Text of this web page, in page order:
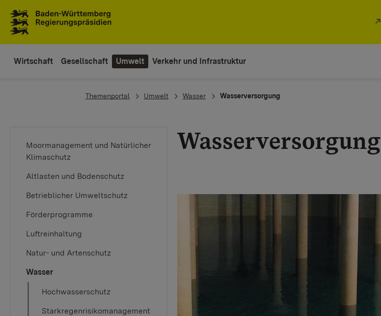
Wirtschaft Gesellschaft Umwelt Verkehr und Infrastruktur
You are here:
Themenportal Umwelt Wasser Wasserversorgung
Moormanagement und Natürlicher
Klimaschutz
Altlasten und Bodenschutz
Betrieblicher Umweltschutz
Förderprogramme
Luftreinhaltung
Natur- und Artenschutz
Wasser
Hochwasserschutz
Starkregenrisikomanagement
Wasserversorgung